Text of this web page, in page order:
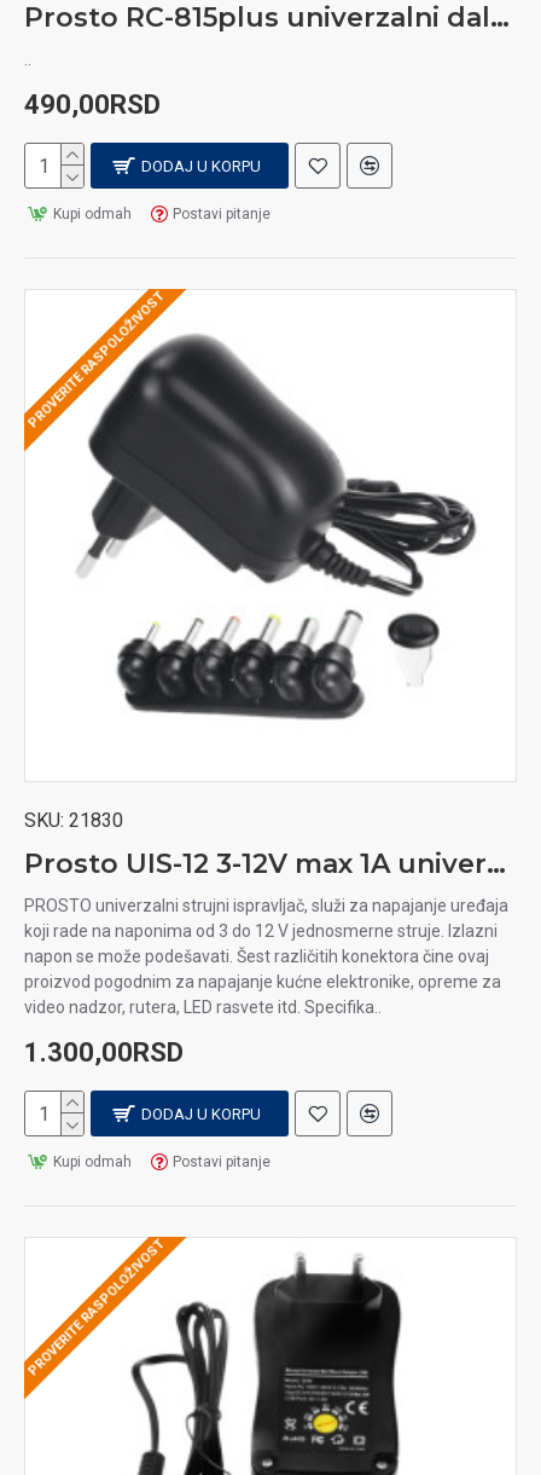
Prosto RC-815plus univerzalni daljinski upravljač
490,00RSD
DODAJ U KORPU
Kupi odmah Postavi pitanje
PROVERITE RASPOLOŽIVOST
SKU: 21830
Prosto UIS-12 3-12V max 1A univerzalni ispravljač
PROSTO univerzalni strujni ispravljač, služi za napajanje uređaja
koji rade na naponima od 3 do 12 V jednosmerne struje. Izlazni
napon se može podešavati. Šest različitih konektora čine ovaj
proizvod pogodnim za napajanje kućne elektronike, opreme za
video nadzor, rutera, LED rasvete itd. Specifika..
1.300,00RSD
DODAJ U KORPU
Kupi odmah Postavi pitanje
PROVERITE RASPOLOŽIVOST